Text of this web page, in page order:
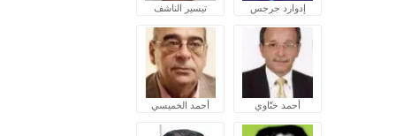
إدوارد جرجس تيسير الناشف
أحمد ختّاوي أحمد الخميسي